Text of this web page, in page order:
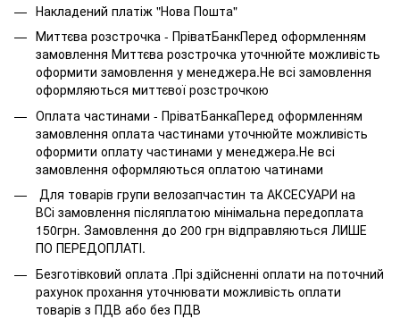
Накладений платіж "Нова Пошта"
Миттєва розстрочка - ПріватБанкПеред оформленням
замовлення Миттєва розстрочка уточнюйте можливість
оформити замовлення у менеджера.Не всі замовлення
оформляються миттєвої розстрочкою
Оплата частинами - ПріватБанкаПеред оформленням
замовлення оплата частинами уточнюйте можливість
оформити оплату частинами у менеджера.Не всі
замовлення оформляються оплатою чатинами
Для товарів групи велозапчастин та АКСЕСУАРИ на
ВСі замовлення післяплатою мінімальна передоплата
150грн. Замовлення до 200 грн відправляються ЛИШЕ
ПО ПЕРЕДОПЛАТІ.
Безготівковий оплата .Прі здійсненні оплати на поточний
рахунок прохання уточнювати можливість оплати
товарів з ПДВ або без ПДВ